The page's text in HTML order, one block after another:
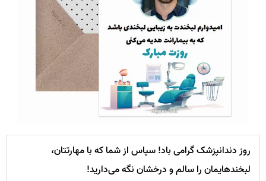
روز دندانپزشک گرامی باد! سپاس از شما که با مهارتتان،
لبخندهایمان را سالم و درخشان نگه می‌دارید!